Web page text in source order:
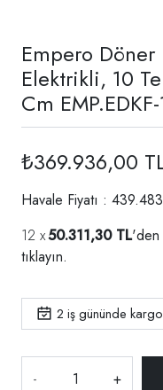
Empero Döner
Elektrikli, 10
Cm
₺369.936,00
Havale Fiyatı :
50.311,30 TL'den
tıklayın.
2 iş gününde
- +